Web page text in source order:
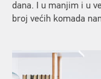
dana. I u manjim i u
broj većih komada